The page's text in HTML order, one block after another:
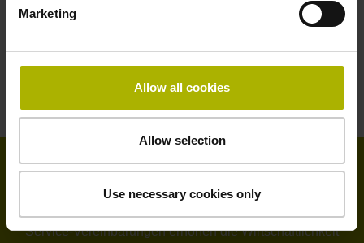
Marketing
Allow all cookies
Allow selection
Use necessary cookies only
Tipp aus dem Kundenservice
Service-Vereinbarungen erhöhen die Wirtschaftlichkeit